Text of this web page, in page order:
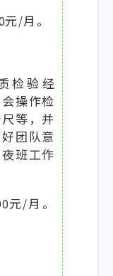
/月。
检验经
操作检
等，并
团队意
班工作
元/月。